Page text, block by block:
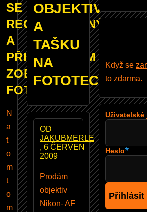
SE
REGISTROVANÝM
A
PŘIHLÁŠENÝM
ZOBRAZUJE
FOTOBAZAR
N
a
t
o
m
t
o
m
OBJEKTIV
A
TAŠKU
NA
FOTOTECHNIKU
OD
JAKUBMERLE
, 6 ČERVEN
2009
Prodám
objektiv
Nikon- AF
Když se
to zdarma.
Uživatelské
Heslo